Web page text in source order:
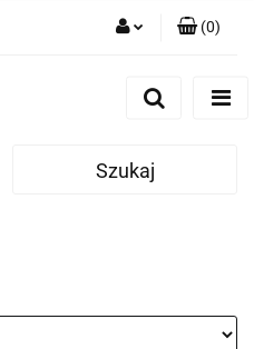
(0)
Szukaj